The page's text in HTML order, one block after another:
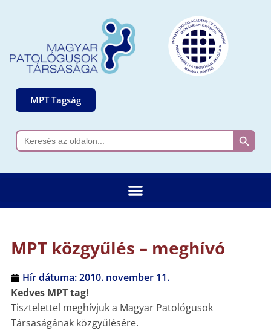
MPT Tagság
Search
for:
Search
MPT közgyűlés – meghívó
Hír dátuma:2010. november 11.
Kedves MPT tag!
Tisztelettel meghívjuk a Magyar Patológusok
Társaságának közgyűlésére.